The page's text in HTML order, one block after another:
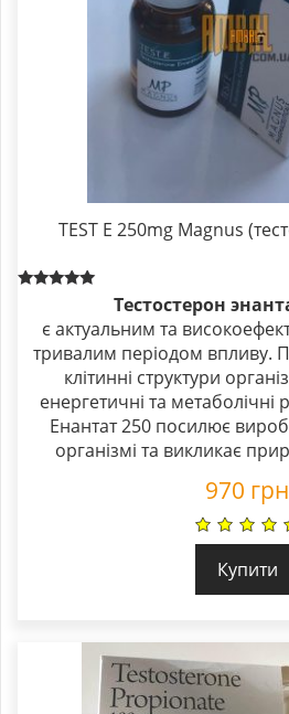
TEST E 250mg Magnus
out of 5
Тестостерон
є актуальним та
тривалим періодом впливу.
клітинні структури
енергетичні та метаболічні
Енантат 250 посилює
організмі та викликає
970 грн
Купити